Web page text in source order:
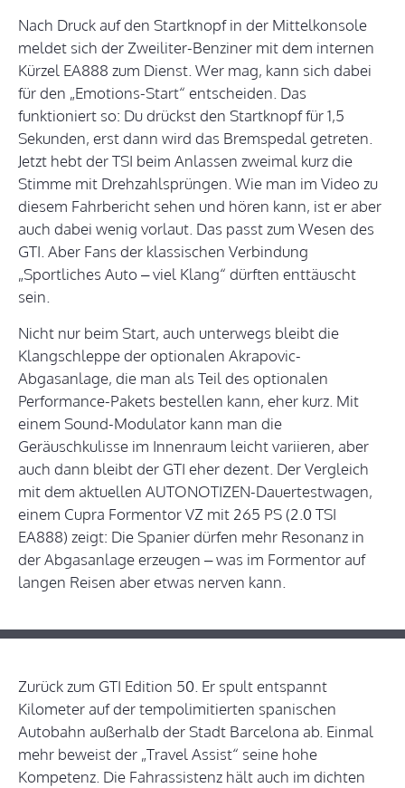
Nach Druck auf den Startknopf in der Mittelkonsole
meldet sich der Zweiliter-Benziner mit dem internen
Kürzel EA888 zum Dienst. Wer mag, kann sich dabei
für den „Emotions-Start“ entscheiden. Das
funktioniert so: Du drückst den Startknopf für 1,5
Sekunden, erst dann wird das Bremspedal getreten.
Jetzt hebt der TSI beim Anlassen zweimal kurz die
Stimme mit Drehzahlsprüngen. Wie man im Video zu
diesem Fahrbericht sehen und hören kann, ist er aber
auch dabei wenig vorlaut. Das passt zum Wesen des
GTI. Aber Fans der klassischen Verbindung
„Sportliches Auto – viel Klang“ dürften enttäuscht
sein.
Nicht nur beim Start, auch unterwegs bleibt die
Klangschleppe der optionalen Akrapovic-
Abgasanlage, die man als Teil des optionalen
Performance-Pakets bestellen kann, eher kurz. Mit
einem Sound-Modulator kann man die
Geräuschkulisse im Innenraum leicht variieren, aber
auch dann bleibt der GTI eher dezent. Der Vergleich
mit dem aktuellen AUTONOTIZEN-Dauertestwagen,
einem Cupra Formentor VZ mit 265 PS (2.0 TSI
EA888) zeigt: Die Spanier dürfen mehr Resonanz in
der Abgasanlage erzeugen – was im Formentor auf
langen Reisen aber etwas nerven kann.
Zurück zum GTI Edition 50. Er spult entspannt
Kilometer auf der tempolimitierten spanischen
Autobahn außerhalb der Stadt Barcelona ab. Einmal
mehr beweist der „Travel Assist“ seine hohe
Kompetenz. Die Fahrassistenz hält auch im dichten